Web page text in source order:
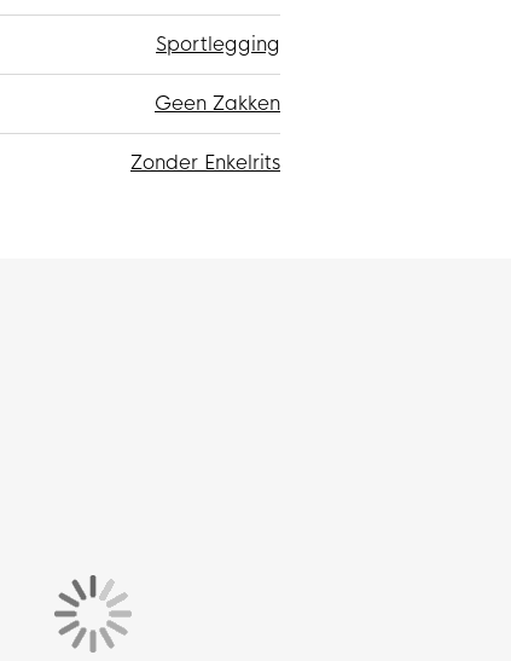
Sportlegging
Geen Zakken
Zonder Enkelrits